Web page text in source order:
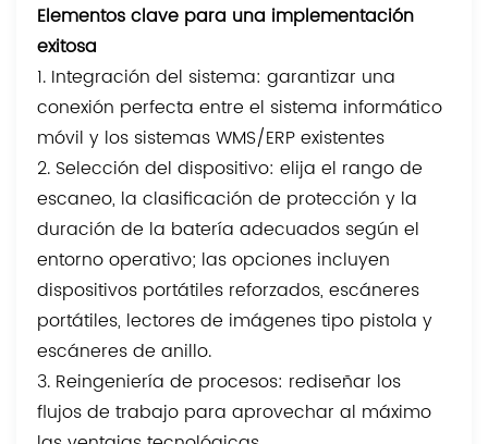
Elementos clave para una implementación
exitosa
1. Integración del sistema: garantizar una
conexión perfecta entre el sistema informático
móvil y los sistemas WMS/ERP existentes
2. Selección del dispositivo: elija el rango de
escaneo, la clasificación de protección y la
duración de la batería adecuados según el
entorno operativo; las opciones incluyen
dispositivos portátiles reforzados, escáneres
portátiles, lectores de imágenes tipo pistola y
escáneres de anillo.
3. Reingeniería de procesos: rediseñar los
flujos de trabajo para aprovechar al máximo